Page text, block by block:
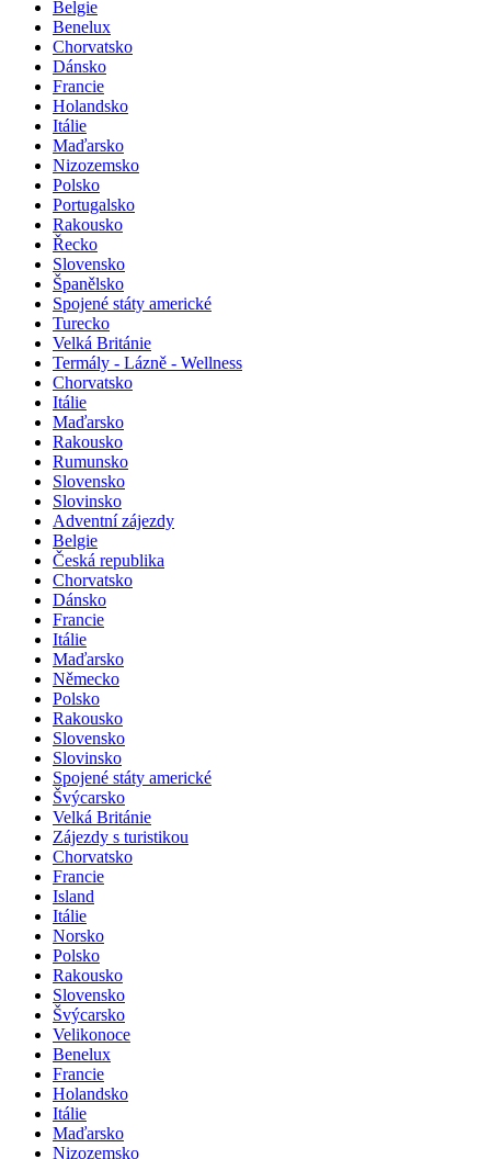
Belgie
Benelux
Chorvatsko
Dánsko
Francie
Holandsko
Itálie
Maďarsko
Nizozemsko
Polsko
Portugalsko
Rakousko
Řecko
Slovensko
Španělsko
Spojené státy americké
Turecko
Velká Británie
Termály - Lázně - Wellness
Chorvatsko
Itálie
Maďarsko
Rakousko
Rumunsko
Slovensko
Slovinsko
Adventní zájezdy
Belgie
Česká republika
Chorvatsko
Dánsko
Francie
Itálie
Maďarsko
Německo
Polsko
Rakousko
Slovensko
Slovinsko
Spojené státy americké
Švýcarsko
Velká Británie
Zájezdy s turistikou
Chorvatsko
Francie
Island
Itálie
Norsko
Polsko
Rakousko
Slovensko
Švýcarsko
Velikonoce
Benelux
Francie
Holandsko
Itálie
Maďarsko
Nizozemsko